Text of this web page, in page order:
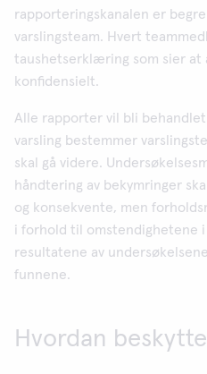
rapporteringskanalen er
varslingsteam. Hvert
taushetserklæring som sier at
konfidensielt.
Alle rapporter vil bli
varsling bestemmer
skal gå videre.
håndtering av bekymringer
og konsekvente, men
i forhold til omstendighetene i
resultatene av
funnene.
Hvordan